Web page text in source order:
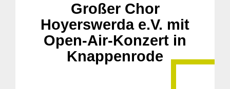
Großer Chor
Hoyerswerda e.V. mit
Open-Air-Konzert in
Knappenrode